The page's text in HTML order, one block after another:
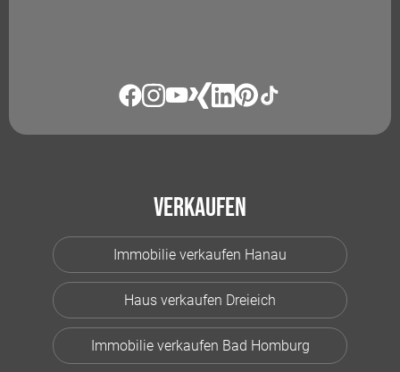
Verkaufen
Immobilie verkaufen Hanau
Haus verkaufen Dreieich
Immobilie verkaufen Bad Homburg